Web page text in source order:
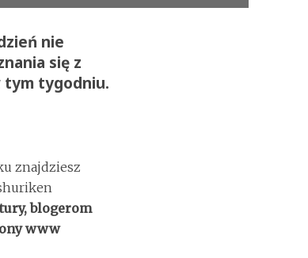
nie
się z
tym tygodniu.
znajdziesz
blogerom
www